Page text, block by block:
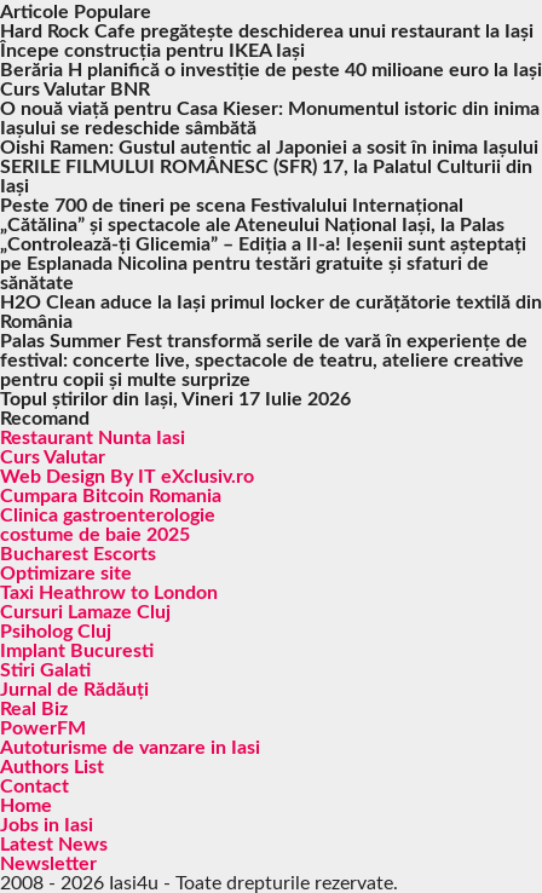
Articole Populare
Hard Rock Cafe pregătește deschiderea unui restaurant la Iași
Începe construcția pentru IKEA Iași
Berăria H planifică o investiție de peste 40 milioane euro la Iași
Curs Valutar BNR
O nouă viață pentru Casa Kieser: Monumentul istoric din inima
Iașului se redeschide sâmbătă
Oishi Ramen: Gustul autentic al Japoniei a sosit în inima Iașului
SERILE FILMULUI ROMÂNESC (SFR) 17, la Palatul Culturii din
Iași
Peste 700 de tineri pe scena Festivalului Internațional
„Cătălina” și spectacole ale Ateneului Național Iași, la Palas
„Controlează-ți Glicemia” – Ediția a II-a! Ieșenii sunt așteptați
pe Esplanada Nicolina pentru testări gratuite și sfaturi de
sănătate
H2O Clean aduce la Iași primul locker de curățătorie textilă din
România
Palas Summer Fest transformă serile de vară în experiențe de
festival: concerte live, spectacole de teatru, ateliere creative
pentru copii și multe surprize
Topul știrilor din Iași, Vineri 17 Iulie 2026
Recomand
Restaurant Nunta Iasi
Curs Valutar
Web Design By IT eXclusiv.ro
Cumpara Bitcoin Romania
Clinica gastroenterologie
costume de baie 2025
Bucharest Escorts
Optimizare site
Taxi Heathrow to London
Cursuri Lamaze Cluj
Psiholog Cluj
Implant Bucuresti
Stiri Galati
Jurnal de Rădăuți
Real Biz
PowerFM
Autoturisme de vanzare in Iasi
Authors List
Contact
Home
Jobs in Iasi
Latest News
Newsletter
2008 - 2026 Iasi4u - Toate drepturile rezervate.